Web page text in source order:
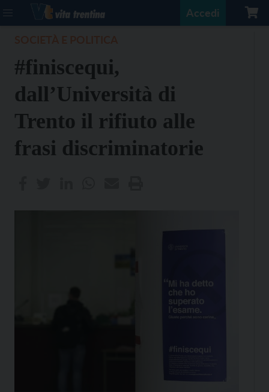
Accedi
#finiscequi,
dall’Università di
Trento il rifiuto alle
frasi discriminatorie